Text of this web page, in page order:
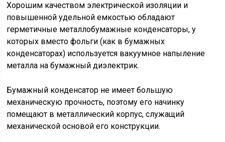
Хорошим качеством электрической изоляции и
повышенной удельной емкостью обладают
герметичные металлобумажные конденсаторы, у
которых вместо фольги (как в бумажных
конденсаторах) используется вакуумное напыление
металла на бумажный диэлектрик.
Бумажный конденсатор не имеет большую
механическую прочность, поэтому его начинку
помещают в металлический корпус, служащий
механической основой его конструкции.